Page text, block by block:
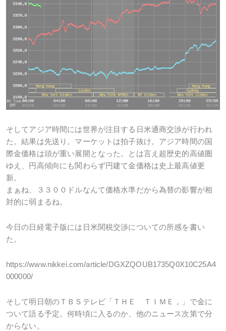
そしてアジア時間には世界が注目する日米通商交渉が行われ
た。結果は先送り。マーケットは拍子抜け。アジア時間の国
際金価格は頭が重い展開となった。とは言え超歴史的高値圏
ゆえ、円高傾向にも関わらず円建て金価格は史上最高値更
新。
まぁね、３３００ドルなんて価格水準だから為替の影響が相
対的に弱まるね。
今日の日経電子版には日米関税交渉についての所感を書い
た。
https://www.nikkei.com/article/DGXZQOUB1735Q0X10C25A4
000000/
そして明日朝のＴＢＳテレビ「ＴＨＥ ＴＩＭＥ，」で金に
ついて語る予定。何時頃に入るのか、他のニュース次第で分
からない。